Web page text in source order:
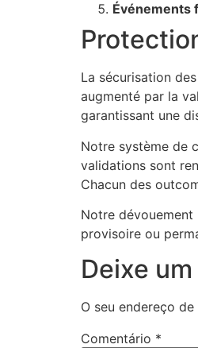
Événements
La sécurisation
augmenté par la
garantissant une
Notre système de
validations sont
Chacun des
Notre
provisoire ou
Deixe
O seu endereço
Comentário *